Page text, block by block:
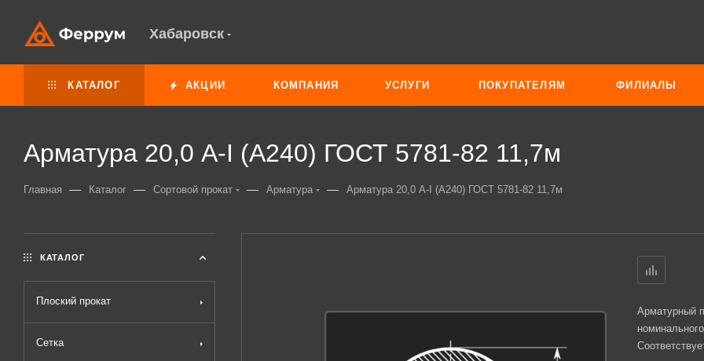
Хабаровск
КАТАЛОГ АКЦИИ КОМПАНИЯ УСЛУГИ ПОКУПАТЕЛЯМ ФИЛИАЛЫ
Арматура 20,0 А-I (А240) ГОСТ 5781-82 11,7м
Главная — Каталог — Сортовой прокат — Арматура — Арматура 20,0 А-I (А240) ГОСТ 5781-82 11,7м
Арматурный
КАТАЛОГ
Плоский прокат
Сетка